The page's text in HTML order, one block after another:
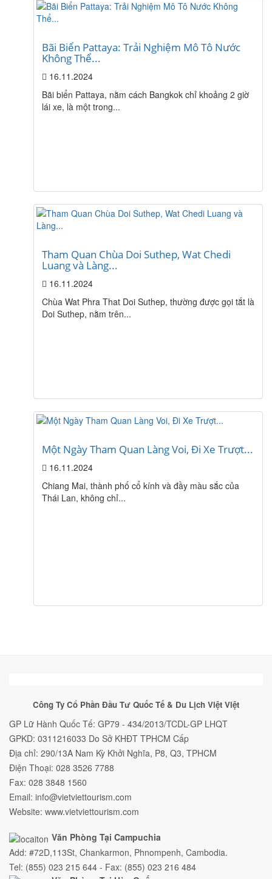
Bãi Biển Pattaya: Trải Nghiệm Mô Tô Nước
Không Thể...
16.11.2024
Bãi biển Pattaya, nằm cách Bangkok chỉ khoảng 2 giờ
lái xe, là một trong...
Tham Quan Chùa Doi Suthep, Wat Chedi
Luang và Làng...
16.11.2024
Chùa Wat Phra That Doi Suthep, thường được gọi tắt là
Doi Suthep, nằm trên...
Một Ngày Tham Quan Làng Voi, Đi Xe Trượt...
16.11.2024
Chiang Mai, thành phố cổ kính và đầy màu sắc của
Thái Lan, không chỉ...
Công Ty Cổ Phần Đầu Tư Quốc Tế & Du Lịch Việt Việt
GP Lữ Hành Quốc Tế: GP79 - 434/2013/TCDL-GP LHQT
GPKD: 0311216033 Do Sở KHĐT TPHCM Cấp
Địa chỉ: 290/13A Nam Kỳ Khởi Nghĩa, P8, Q3, TPHCM
Điện Thoại: 028 3526 7788
Fax: 028 3848 1560
Email: info@vietviettourism.com
Website: www.vietviettourism.com
Văn Phòng Tại Campuchia
Add: #72D,113St, Chankarmon, Phnompenh, Cambodia.
Tel: (855) 023 215 644 - Fax: (855) 023 216 484